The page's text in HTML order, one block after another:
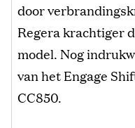
door
Regera krachtiger
model. Nog
van het Engage
CC850.